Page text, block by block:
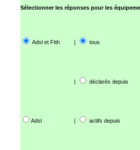
Sélectionner les réponses pour les
Adsl et Ftth | tous
| déclarés depuis
Adsl | actifs depuis